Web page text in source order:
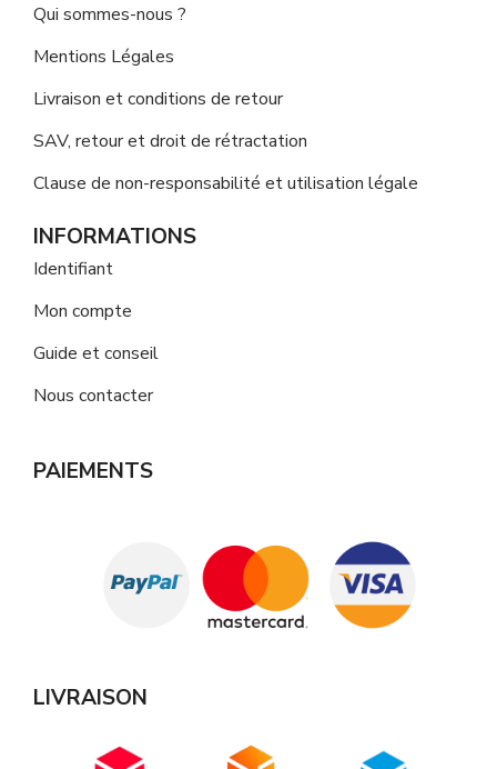
Qui sommes-nous ?
Mentions Légales
Livraison et conditions de retour
SAV, retour et droit de rétractation
Clause de non-responsabilité et utilisation légale
INFORMATIONS
Identifiant
Mon compte
Guide et conseil
Nous contacter
PAIEMENTS
LIVRAISON